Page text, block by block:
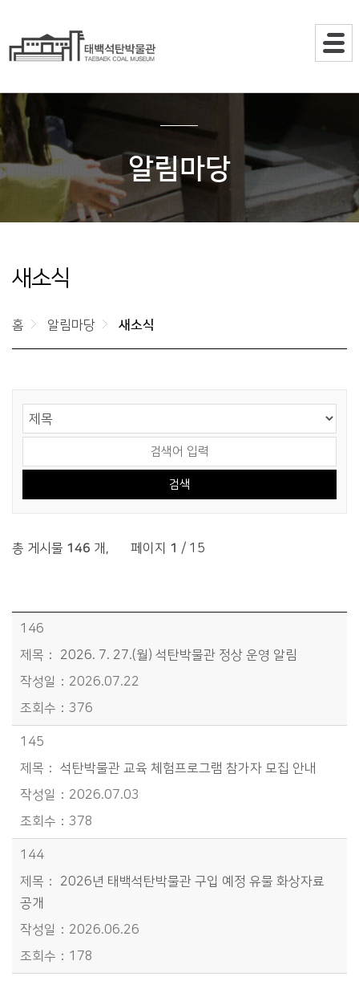
알림마당
새소식
홈 알림마당 새소식
총 게시물 146 개 , 페이지 1 / 15
알림마당>새소식 목록 - 번호, 제목, 작성일, 조회수정보 제공
146
2026. 7. 27.(월) 석탄박물관 정상 운영 알림
2026.07.22
376
145
석탄박물관 교육 체험프로그램 참가자 모집 안내
2026.07.03
378
144
2026년 태백석탄박물관 구입 예정 유물 화상자료
공개
2026.06.26
178